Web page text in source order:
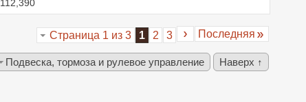
112,390
Страница 1 из 3 1 2 3 Последняя
Подвеска, тормоза и рулевое управление Наверх ↑